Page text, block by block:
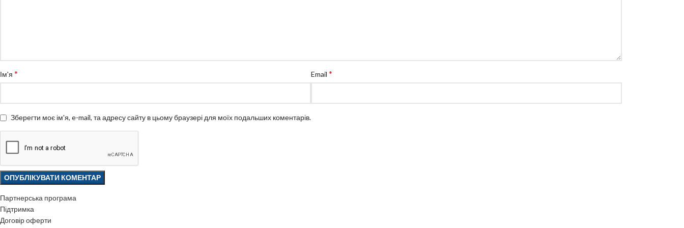
Ім'я * Email *
Зберегти моє ім'я, e-mail, та адресу сайту в цьому браузері для моїх подальших коментарів.
Партнерська програма
Підтримка
Договір оферти